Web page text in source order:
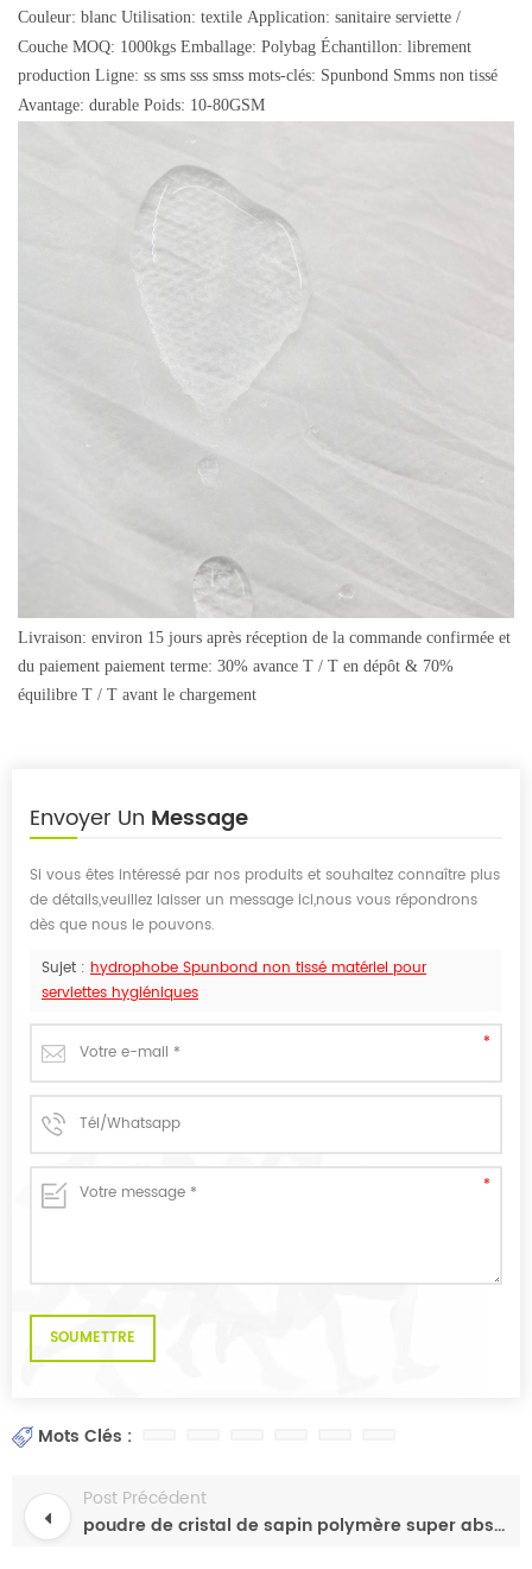
Couleur: blanc Utilisation: textile Application: sanitaire serviette /
Couche MOQ: 1000kgs Emballage: Polybag Échantillon: librement
production Ligne: ss sms sss smss mots-clés: Spunbond Smms non tissé
Avantage: durable Poids: 10-80GSM
Livraison: environ 15 jours après réception de la commande confirmée et
du paiement paiement terme: 30% avance T / T en dépôt & 70%
équilibre T / T avant le chargement
Envoyer Un Message
Si vous êtes intéressé par nos produits et souhaitez connaître plus
de détails,veuillez laisser un message ici,nous vous répondrons
dès que nous le pouvons.
Sujet : hydrophobe Spunbond non tissé matériel pour
serviettes hygiéniques
Mots Clés :
Post Précédent
poudre de cristal de sapin polymère super absorbant de haute qualité